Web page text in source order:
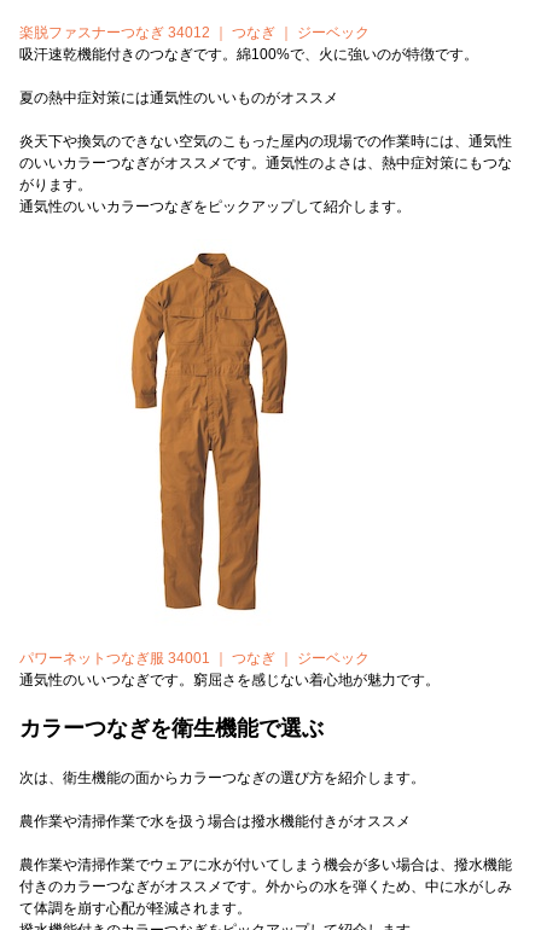
楽脱ファスナーつなぎ 34012 ｜ つなぎ ｜ ジーベック
吸汗速乾機能付きのつなぎです。綿100%で、火に強いのが特徴です。
夏の熱中症対策には通気性のいいものがオススメ
炎天下や換気のできない空気のこもった屋内の現場での作業時には、通気性
のいいカラーつなぎがオススメです。通気性のよさは、熱中症対策にもつな
がります。
通気性のいいカラーつなぎをピックアップして紹介します。
パワーネットつなぎ服 34001 ｜ つなぎ ｜ ジーベック
通気性のいいつなぎです。窮屈さを感じない着心地が魅力です。
カラーつなぎを衛生機能で選ぶ
次は、衛生機能の面からカラーつなぎの選び方を紹介します。
農作業や清掃作業で水を扱う場合は撥水機能付きがオススメ
農作業や清掃作業でウェアに水が付いてしまう機会が多い場合は、撥水機能
付きのカラーつなぎがオススメです。外からの水を弾くため、中に水がしみ
て体調を崩す心配が軽減されます。